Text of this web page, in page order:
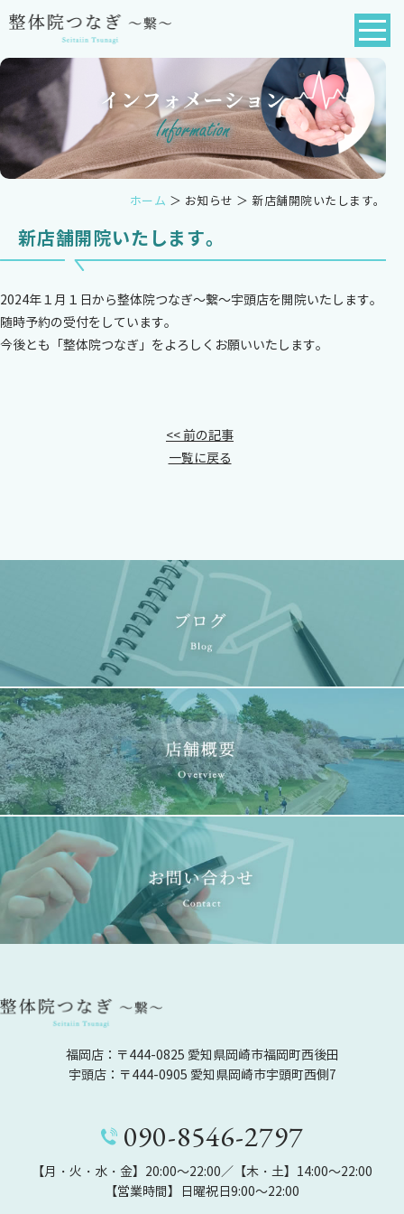
ホーム ＞ お知らせ ＞ 新店舗開院いたします。
新店舗開院いたします。
2024年１月１日から整体院つなぎ～繋～宇頭店を開院いたします。
随時予約の受付をしています。
今後とも「整体院つなぎ」をよろしくお願いいたします。
<< 前の記事
一覧に戻る
福岡店：〒444-0825 愛知県岡崎市福岡町西後田
宇頭店：〒444-0905 愛知県岡崎市宇頭町西側7
090-8546-2797
【月・火・水・金】20:00～22:00／【木・土】14:00～22:00
【営業時間】日曜祝日9:00～22:00